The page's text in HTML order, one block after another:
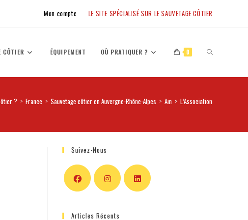
Mon compte LE SITE SPÉCIALISÉ SUR LE SAUVETAGE CÔTIER
CÔTIER ÉQUIPEMENT OÙ PRATIQUER ? 0
? > France > Sauvetage côtier en Auvergne-Rhône-Alpes > Ain > L’Association des
Suivez-Nous
Articles Récents